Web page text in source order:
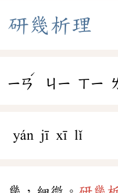
研幾析理
ㄧㄢ
ˊ
ㄐㄧ ㄒㄧ
yán jī xī lǐ